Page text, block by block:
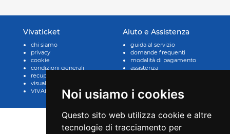
Noi usiamo i cookies
Questo sito web utilizza cookie e altre
tecnologie di tracciamento per
Vivaticket
chi siamo
privacy
cookie
condizioni generali
recupero prenotazioni
visualizza ricevuta
VIVAforVoucher
Aiuto e Assistenza
guida al servizio
domande frequenti
modalità di pagamento
assistenza
scelta spettacoli in
abbonamento